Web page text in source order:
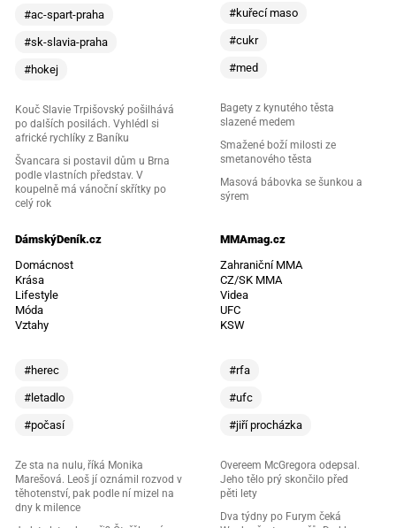
#ac-spart-praha
#sk-slavia-praha
#hokej
Kouč Slavie Trpišovský pošilhává
po dalších posilách. Vyhlédl si
africké rychlíky z Baníku
Švancara si postavil dům u Brna
podle vlastních představ. V
koupelně má vánoční skřítky po
celý rok
#kuřecí maso
#cukr
#med
Bagety z kynutého těsta
slazené medem
Smažené boží milosti ze
smetanového těsta
Masová bábovka se šunkou a
sýrem
DámskýDeník.cz
Domácnost
Krása
Lifestyle
Móda
Vztahy
#herec
#letadlo
#počasí
Ze sta na nulu, říká Monika
Marešová. Leoš jí oznámil rozvod v
těhotenství, pak podle ní mizel na
dny k milence
MMAmag.cz
Zahraniční MMA
CZ/SK MMA
Videa
UFC
KSW
#rfa
#ufc
#jiří procházka
Overeem McGregora odepsal.
Jeho tělo prý skončilo před
pěti lety
Dva týdny po Furym čeká